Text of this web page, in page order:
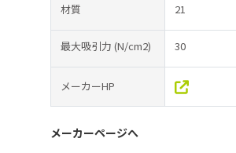
材質 21
最大吸引力 (N/cm2) 30
メーカーHP
メーカーページへ